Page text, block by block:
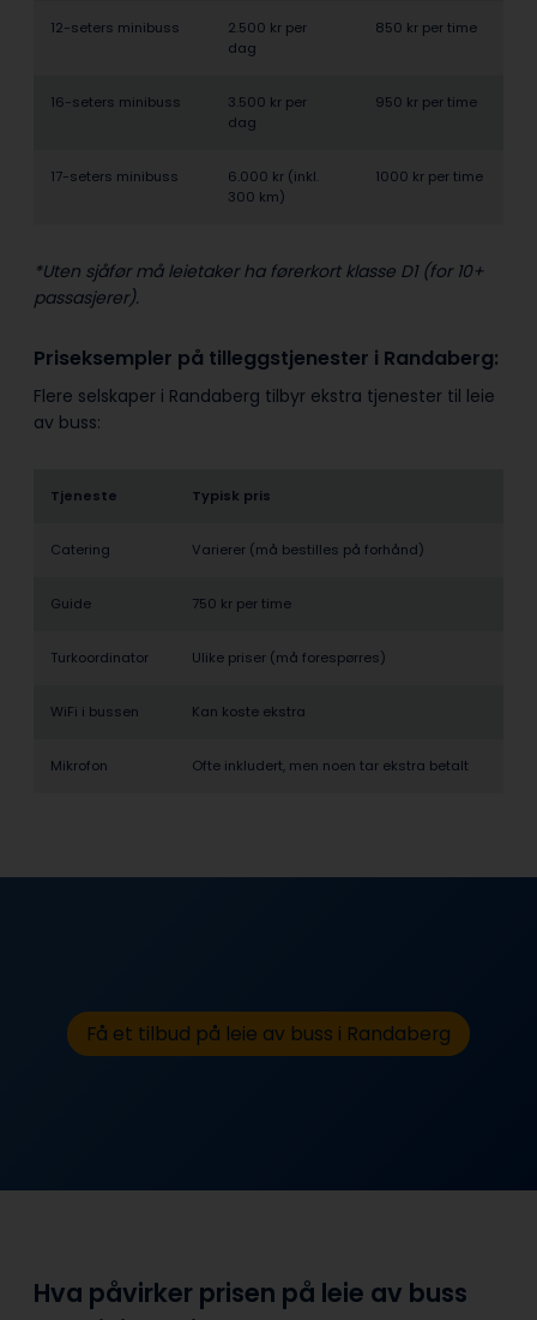
12-seters minibuss
2.500 kr per
dag
850 kr per time
16-seters minibuss
3.500 kr per
dag
950 kr per time
17-seters minibuss
6.000 kr (inkl.
300 km)
1000 kr per time
*Uten sjåfør må leietaker ha førerkort klasse D1 (for 10+
passasjerer).
Priseksempler på tilleggstjenester i Randaberg:
Flere selskaper i Randaberg tilbyr ekstra tjenester til leie
av buss:
Tjeneste Typisk pris
Catering Varierer (må bestilles på forhånd)
Guide 750 kr per time
Turkoordinator Ulike priser (må forespørres)
WiFi i bussen Kan koste ekstra
Mikrofon Ofte inkludert, men noen tar ekstra betalt
Få et tilbud på leie av buss i Randaberg
Hva påvirker prisen på leie av buss